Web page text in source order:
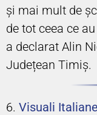
și mai mult de
de tot ceea ce
a declarat Alin
Județean Timiș.
6. Visuali Italiane